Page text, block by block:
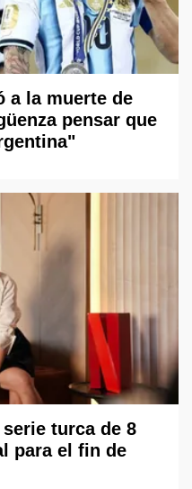
a la muerte de
pensar que
turca de 8
para el fin de